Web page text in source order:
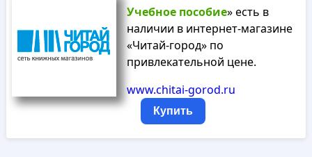
Учебное пособие» есть в
наличии в интернет-магазине
«Читай-город» по
привлекательной цене.
www.chitai-gorod.ru
Купить